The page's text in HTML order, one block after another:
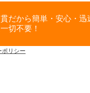
だから簡単・安心・迅
切不要！
ポリシー